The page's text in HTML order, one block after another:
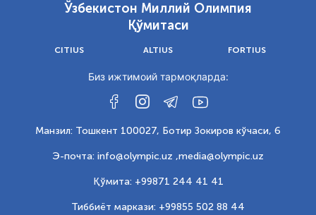
Ўзбекистон Миллий Олимпия
Қўмитаси
CITIUS ALTIUS FORTIUS
Биз ижтимоий тармоқларда:
Манзил: Тошкент 100027, Ботир Зокиров кўчаси, 6
Э-почта: info@olympic.uz ,media@olympic.uz
Қўмита: +99871 244 41 41
Тиббиёт маркази: +99855 502 88 44